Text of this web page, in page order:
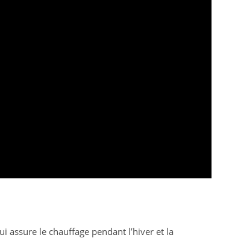
assure le chauffage pendant l’hiver et la